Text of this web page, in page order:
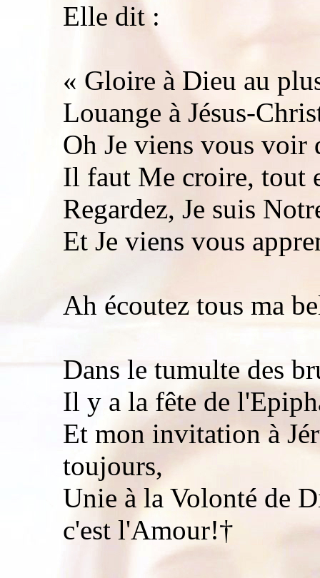
Elle dit :
« Gloire à Dieu au
Louange à Jésus-
Oh Je viens vous voir
Il faut Me croire, tout
Regardez, Je suis
Et Je viens vous
Ah écoutez tous ma
Dans le tumulte des
Il y a la fête de
Et mon invitation à
toujours,
Unie à la Volonté de
c'est l'Amour!†